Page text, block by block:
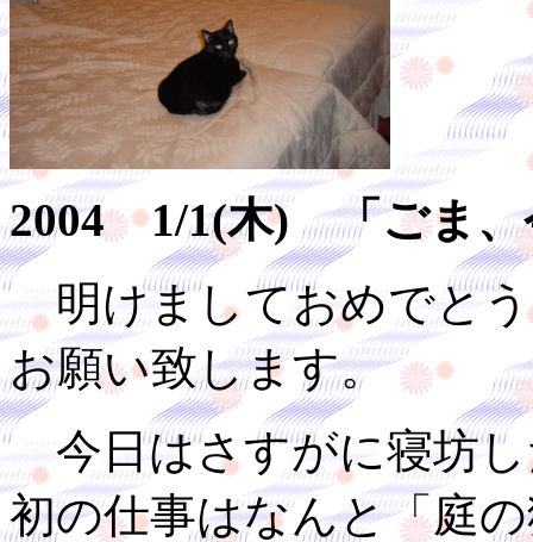
2004 1/1(木) 「ごま、
明けましておめでとう
お願い致します。
今日はさすがに寝坊し
初の仕事はなんと「庭